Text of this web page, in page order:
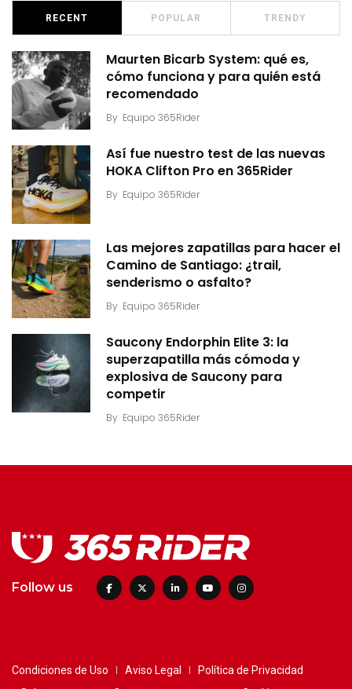
RECENT POPULAR TRENDY
Maurten Bicarb System: qué es,
cómo funciona y para quién está
recomendado
By Equipo 365Rider
Así fue nuestro test de las nuevas
HOKA Clifton Pro en 365Rider
By Equipo 365Rider
Las mejores zapatillas para hacer el
Camino de Santiago: ¿trail,
senderismo o asfalto?
By Equipo 365Rider
Saucony Endorphin Elite 3: la
superzapatilla más cómoda y
explosiva de Saucony para
competir
By Equipo 365Rider
Follow us
Condiciones de Uso Aviso Legal
Política de Privacidad